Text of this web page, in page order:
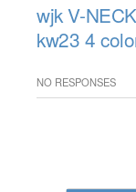
wjk V-
kw23 4
NO RESPONSES